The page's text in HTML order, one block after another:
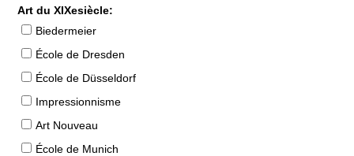
Art du XIXesiècle:
Biedermeier
École de Dresden
École de Düsseldorf
Impressionnisme
Art Nouveau
École de Munich